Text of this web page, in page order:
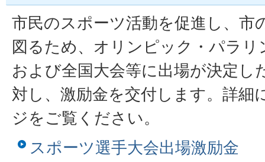
市民のスポーツ活動を促進し、市
図るため、オリンピック・パラリ
および全国大会等に出場が決定し
対し、激励金を交付します。詳細
ジをご覧ください。
スポーツ選手大会出場激励金